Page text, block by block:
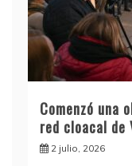
Comenzó una
red cloacal de
2 julio, 2026